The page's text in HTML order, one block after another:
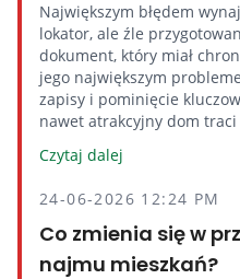
Największym błędem
lokator, ale źle
dokument, który miał
jego największym
zapisy i pominięcie
nawet atrakcyjny dom
Czytaj dalej
24-06-2026 12:24 PM
Co zmienia się w
najmu mieszkań?